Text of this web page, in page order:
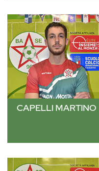
CAPELLI MARTINO